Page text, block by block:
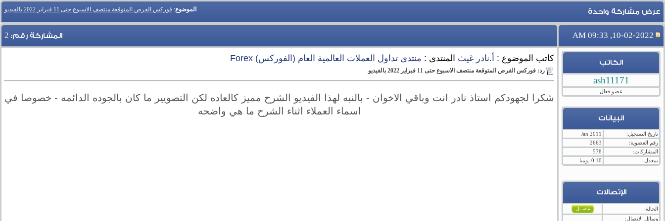
الموضوع: فوركس الفرص المتوقعة منتصف الاسبوع حتى 11 فبراير 2022 بالفيديو عرض مشاركة واحدة
10-02-2022, 09:33 AM المشاركة رقم: 2
الكاتب
ash11171
عضو فعال
البيانات
تاريخ التسجيل:
Jan 2011
رقم العضوية:
2663
المشاركات:
578
بمعدل :
0.10 يوميا
الإتصالات
الحالة:
وسائل الإتصال:
كاتب الموضوع : أ.نادر غيث المنتدى : منتدى تداول العملات العالمية العام (الفوركس) Forex
رد: فوركس الفرص المتوقعة منتصف الاسبوع حتى 11 فبراير 2022 بالفيديو
شكرا لجهودكم استاذ نادر انت وباقي الاخوان - بالنبه لهذا الفيديو الشرح مميز كالعاده لكن التصويير ما كان بالجوده الدائمه - خصوصا في
اسماء العملاء اثناء الشرح ما هي واضحه